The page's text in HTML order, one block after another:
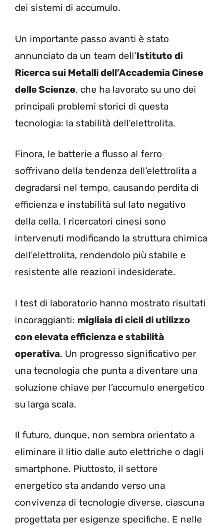
dei sistemi di accumulo.
Un importante passo avanti è stato
annunciato da un team dell’Istituto di
Ricerca sui Metalli dell’Accademia Cinese
delle Scienze, che ha lavorato su uno dei
principali problemi storici di questa
tecnologia: la stabilità dell’elettrolita.
Finora, le batterie a flusso al ferro
soffrivano della tendenza dell’elettrolita a
degradarsi nel tempo, causando perdita di
efficienza e instabilità sul lato negativo
della cella. I ricercatori cinesi sono
intervenuti modificando la struttura chimica
dell’elettrolita, rendendolo più stabile e
resistente alle reazioni indesiderate.
I test di laboratorio hanno mostrato risultati
incoraggianti: migliaia di cicli di utilizzo
con elevata efficienza e stabilità
operativa. Un progresso significativo per
una tecnologia che punta a diventare una
soluzione chiave per l’accumulo energetico
su larga scala.
Il futuro, dunque, non sembra orientato a
eliminare il litio dalle auto elettriche o dagli
smartphone. Piuttosto, il settore
energetico sta andando verso una
convivenza di tecnologie diverse, ciascuna
progettata per esigenze specifiche. E nelle